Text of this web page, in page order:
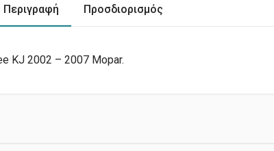
Περιγραφή Προσδιορισμός
KJ 2002 – 2007 Mopar.